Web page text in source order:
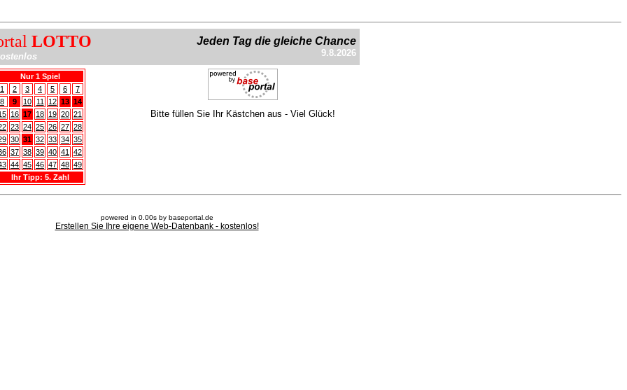
LOTTO Jeden Tag die gleiche Chance
9.8.2026
Nur 1 Spiel
1
2 3 4 5 6
7
8
9 10 11 12 13 14
16 17 18 19 20 21
23 24 25 26 27 28
30 31 32 33 34 35
37 38 39 40 41
42
44 45 46 47 48 49
Ihr Tipp: 5. Zahl
Bitte füllen Sie Ihr Kästchen aus - Viel Glück!
powered in 0.00s by baseportal.de
Erstellen Sie Ihre eigene Web-Datenbank - kostenlos!